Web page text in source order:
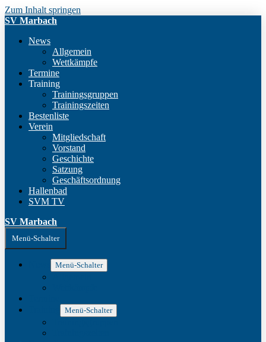
Zum Inhalt springen
SV Marbach
News
Allgemein
Wettkämpfe
Termine
Training
Trainingsgruppen
Trainingszeiten
Bestenliste
Verein
Mitgliedschaft
Vorstand
Geschichte
Satzung
Geschäftsordnung
Hallenbad
SVM TV
SV Marbach
Menü-Schalter
Menü-Schalter
Menü-Schalter